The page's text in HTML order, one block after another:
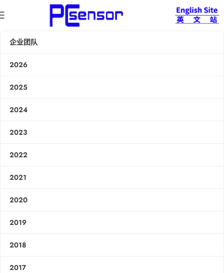
企业团队
2026
2025
2024
2023
2022
2021
2020
2019
2018
2017